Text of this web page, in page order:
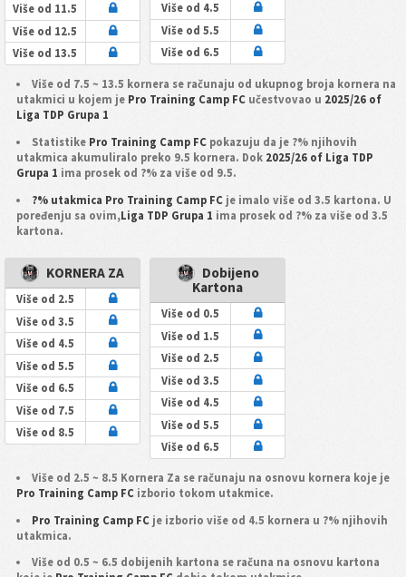
Više od 11.5
Više od 12.5
Više od 13.5
Više od 4.5
Više od 5.5
Više od 6.5
Više od 7.5 ~ 13.5 kornera se računaju od ukupnog broja kornera na
utakmici u kojem je Pro Training Camp FCučestvovao u 2025/26 of
Liga TDP Grupa 1
Statistike Pro Training Camp FC pokazuju da je ?% njihovih
utakmica akumuliralo preko 9.5 kornera. Dok 2025/26 of Liga TDP
Grupa 1 ima prosek od ?% za više od 9.5.
?% utakmica Pro Training Camp FC je imalo više od 3.5 kartona. U
poređenju sa ovim,Liga TDP Grupa 1 ima prosek od ?% za više od 3.5
kartona.
KORNERA ZA
Više od 2.5
Više od 3.5
Više od 4.5
Više od 5.5
Više od 6.5
Više od 7.5
Više od 8.5
Dobijeno
Kartona
Više od 0.5
Više od 1.5
Više od 2.5
Više od 3.5
Više od 4.5
Više od 5.5
Više od 6.5
Više od 2.5 ~ 8.5 Kornera Za se računaju na osnovu kornera koje je
Pro Training Camp FCizborio tokom utakmice.
Pro Training Camp FC je izborio više od 4.5 kornera u ?% njihovih
utakmica.
Više od 0.5 ~ 6.5 dobijenih kartona se računa na osnovu kartona